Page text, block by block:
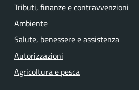
Tributi, finanze e contravvenzioni
Ambiente
Salute, benessere e assistenza
Autorizzazioni
Agricoltura e pesca